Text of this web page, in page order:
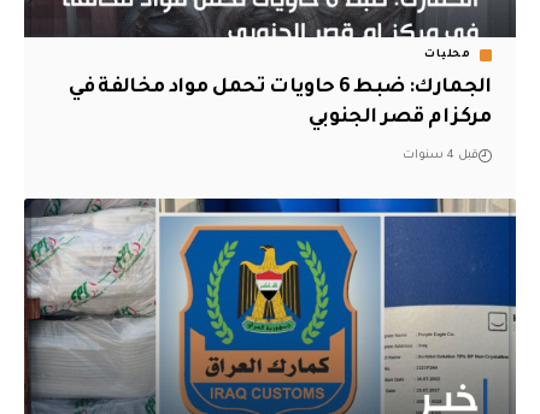
محليات
الجمارك: ضبط 6 حاويات تحمل مواد مخالفة في
مركز ام قصر الجنوبي
قبل 4 سنوات